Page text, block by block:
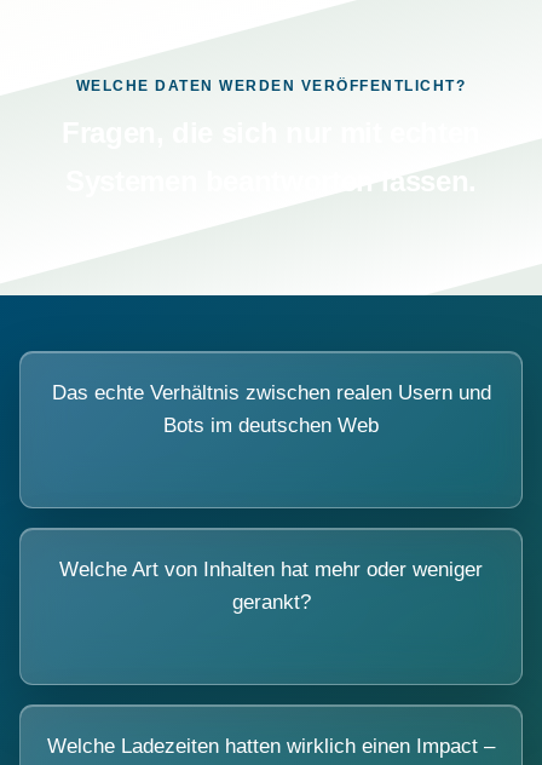
WELCHE DATEN WERDEN VERÖFFENTLICHT?
Das echte Verhältnis zwischen realen Usern und
Bots im deutschen Web
Welche Art von Inhalten hat mehr oder weniger
gerankt?
Welche Ladezeiten hatten wirklich einen Impact –